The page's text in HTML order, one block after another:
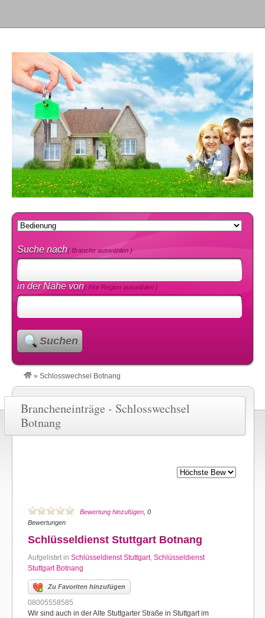
Suche nach( Branche auswählen )
in der Nähe von( Ihre Region auswählen )
Suchen
» Schlosswechsel Botnang
Brancheneinträge - Schlosswechsel
Botnang
Bewertung hinzufügen , 0
Bewertungen
Schlüsseldienst Stuttgart Botnang
Aufgelistet in Schlüsseldienst Stuttgart, Schlüsseldienst
Stuttgart Botnang
Zu Favoriten hinzufügen
08005558585
Wir sind auch in der Alte Stuttgarter Straße in Stuttgart im